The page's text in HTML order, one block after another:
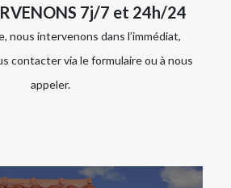
7j/7 et 24h/24
nous intervenons dans l’immédiat,
contacter via le formulaire ou à nous
appeler.